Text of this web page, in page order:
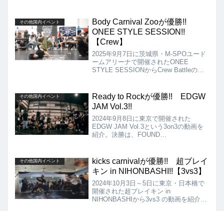
BODY CARNIVALの歴史を感じさせる
SHOWCASEを存分に見せつけてくれま
した!!
その他国内イベント
Body Carnival Zooが優勝!!
ONEE STYLE SESSION!!
【Crew】
2025年9月7日に茨城県・M-SPOユード
ームアリーナで開催されたONEE
STYLE SESSIONからCrew Battleの動
したが、結果はBody Carnival Zooの優
勝となりました!!
その他国内イベント
Ready to Rockが優勝!! EDGW
JAM Vol.3!!
2024年9月8日に東京で開催された
EDGW JAM Vol.3という3on3の動画を
紹介。決勝は、FOUND
KATSU ONE）となりましたが、結果
は、Ready to Rockが優勝となりまし
た!!
その他国内イベント
kicks carnivalが優勝!! 超ブレイ
キン in NIHONBASHI!!【3vs3】
2024年10月3日～5日に東京・日本橋で
開催された超ブレイキン in
NIHONBASHIから3vs3 の動画を紹介し